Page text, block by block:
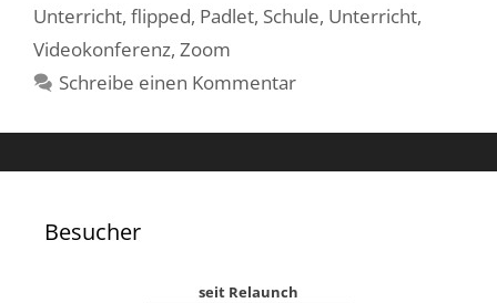
Unterricht, flipped, Padlet, Schule, Unterricht,
Videokonferenz, Zoom
Schreibe einen Kommentar
Besucher
seit Relaunch